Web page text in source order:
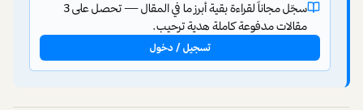
سجّل مجاناً لقراءة بقية أبرز ما في المقال — تحصل على 3
مقالات مدفوعة كاملة هدية ترحيب.
تسجيل / دخول